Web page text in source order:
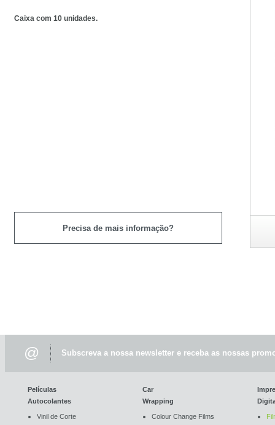
Caixa com 10 unidades.
Precisa de mais informação?
@ Subscreva a nossa newsletter e receba as nossas
Películas
Autocolantes
Vinil de Corte
Car
Wrapping
Colour Change Films